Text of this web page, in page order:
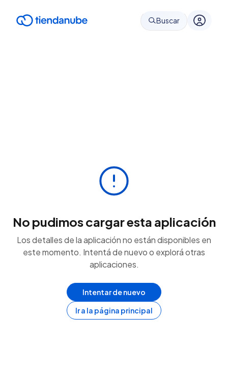
Buscar
No pudimos cargar esta aplicación
Los detalles de la aplicación no están disponibles en
este momento. Intentá de nuevo o explorá otras
aplicaciones.
Intentar de nuevo
Ir a la página principal